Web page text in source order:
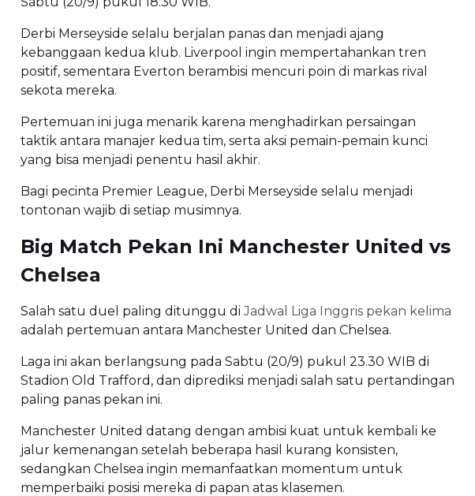
Derbi Merseyside selalu berjalan panas dan menjadi ajang
kebanggaan kedua klub. Liverpool ingin mempertahankan tren
positif, sementara Everton berambisi mencuri poin di markas rival
sekota mereka.
Pertemuan ini juga menarik karena menghadirkan persaingan
taktik antara manajer kedua tim, serta aksi pemain-pemain kunci
yang bisa menjadi penentu hasil akhir.
Bagi pecinta Premier League, Derbi Merseyside selalu menjadi
tontonan wajib di setiap musimnya.
Big Match Pekan Ini Manchester United vs
Chelsea
Salah satu duel paling ditunggu diJadwal Liga Inggris pekan kelima
adalah pertemuan antara Manchester United dan Chelsea.
Laga ini akan berlangsung pada Sabtu (20/9) pukul 23.30 WIB di
Stadion Old Trafford, dan diprediksi menjadi salah satu pertandingan
paling panas pekan ini.
Manchester United datang dengan ambisi kuat untuk kembali ke
jalur kemenangan setelah beberapa hasil kurang konsisten,
sedangkan Chelsea ingin memanfaatkan momentum untuk
memperbaiki posisi mereka di papan atas klasemen.